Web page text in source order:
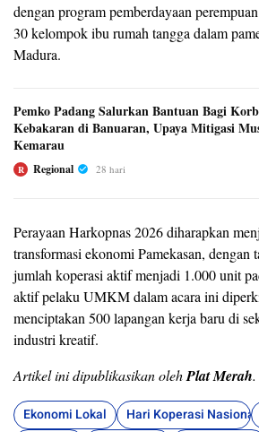
dengan program pemberdayaan
30 kelompok ibu rumah tangga dalam
Madura.
Pemko Padang Salurkan Bantuan Bagi
Kebakaran di Banuaran, Upaya Mitigasi
Kemarau
R Regional 28 hari
Perayaan Harkopnas 2026 diharapkan
transformasi ekonomi Pamekasan, dengan
jumlah koperasi aktif menjadi 1.000 unit
aktif pelaku UMKM dalam acara ini
menciptakan 500 lapangan kerja baru di
industri kreatif.
Artikel ini dipublikasikan olehPlat Merah.
Ekonomi Lokal Hari Koperasi Nasional